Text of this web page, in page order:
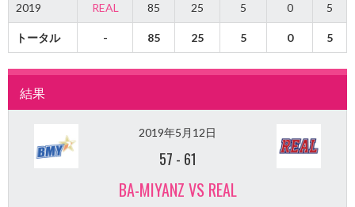
2019 REAL 85 25 5 0 5
トータル - 85 25 5 0 5
結果
2019年5月12日
57 - 61
BA-MIYANZ VS REAL